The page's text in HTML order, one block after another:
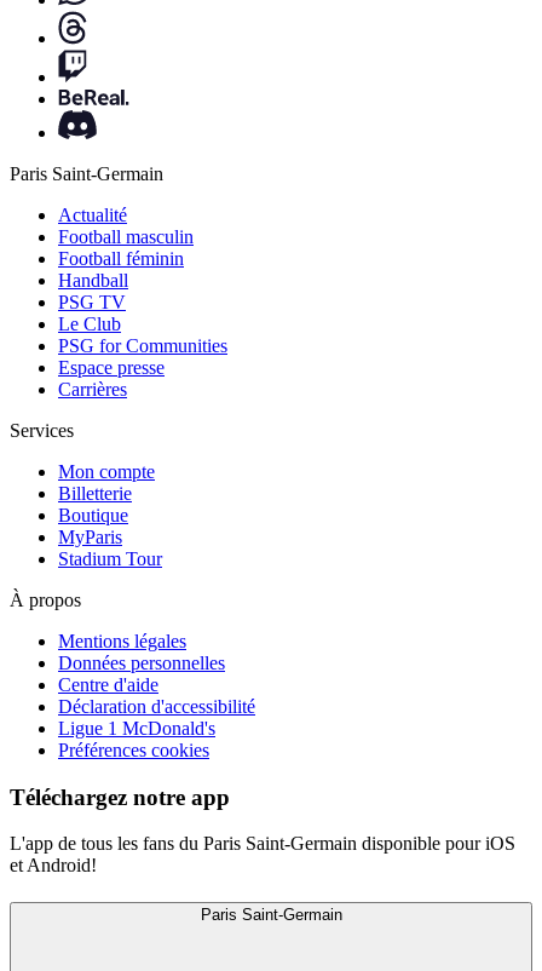
Paris Saint-Germain
Actualité
Football masculin
Football féminin
Handball
PSG TV
Le Club
PSG for Communities
Espace presse
Carrières
Services
Mon compte
Billetterie
Boutique
MyParis
Stadium Tour
À propos
Mentions légales
Données personnelles
Centre d'aide
Déclaration d'accessibilité
Ligue 1 McDonald's
Préférences cookies
Téléchargez notre app
L'app de tous les fans du Paris Saint-Germain disponible pour iOS
et Android!
Paris Saint-Germain